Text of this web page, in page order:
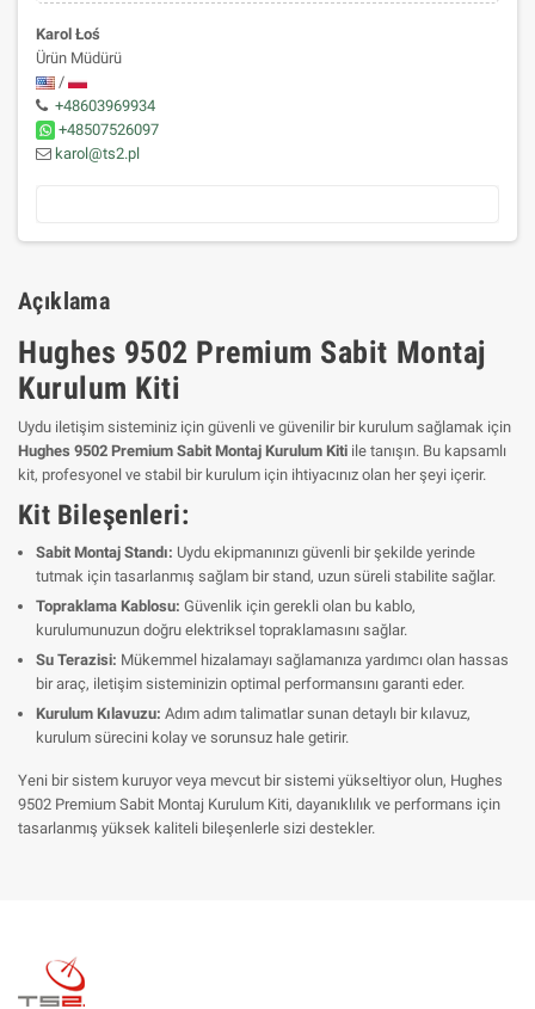
Karol Łoś
Ürün Müdürü
/
+48603969934
+48507526097
karol@ts2.pl
Açıklama
Hughes 9502 Premium Sabit Montaj
Kurulum Kiti
Uydu iletişim sisteminiz için güvenli ve güvenilir bir kurulum sağlamak için
Hughes 9502 Premium Sabit Montaj Kurulum Kiti ile tanışın. Bu kapsamlı
kit, profesyonel ve stabil bir kurulum için ihtiyacınız olan her şeyi içerir.
Kit Bileşenleri:
Sabit Montaj Standı: Uydu ekipmanınızı güvenli bir şekilde yerinde
tutmak için tasarlanmış sağlam bir stand, uzun süreli stabilite sağlar.
Topraklama Kablosu: Güvenlik için gerekli olan bu kablo,
kurulumunuzun doğru elektriksel topraklamasını sağlar.
Su Terazisi: Mükemmel hizalamayı sağlamanıza yardımcı olan hassas
bir araç, iletişim sisteminizin optimal performansını garanti eder.
Kurulum Kılavuzu: Adım adım talimatlar sunan detaylı bir kılavuz,
kurulum sürecini kolay ve sorunsuz hale getirir.
Yeni bir sistem kuruyor veya mevcut bir sistemi yükseltiyor olun, Hughes
9502 Premium Sabit Montaj Kurulum Kiti, dayanıklılık ve performans için
tasarlanmış yüksek kaliteli bileşenlerle sizi destekler.